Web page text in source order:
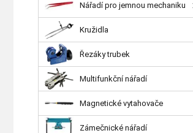
Nářadí pro jemnou mechaniku
Kružidla
Řezáky trubek
Multifunkční nářadí
Magnetické vytahovače
Zámečnické nářadí